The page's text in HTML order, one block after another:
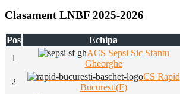
Clasament LNBF 2025-2026
Pos Echipa
1
ACS Sepsi Sic Sfantu
Gheorghe
2
CS Rapid
Bucuresti(F)